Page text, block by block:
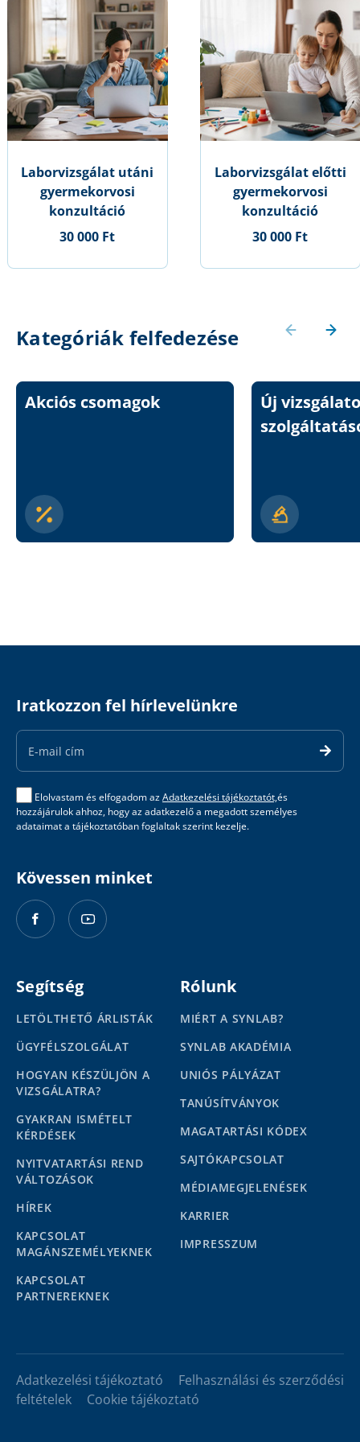
Laborvizsgálat utáni
gyermekorvosi
konzultáció
30 000 Ft
Laborvizsgálat előtti
gyermekorvosi
konzultáció
30 000 Ft
Kategóriák felfedezése
Akciós csomagok
Új
Iratkozzon fel hírlevelünkre
Email
Address
Elolvastam és elfogadom azAdatkezelési tájékoztatót,és
hozzájárulok ahhoz, hogy az adatkezelő a megadott személyes
adataimat a tájékoztatóban foglaltak szerint kezelje.
Kövessen minket
Segítség
LETÖLTHETŐ ÁRLISTÁK
ÜGYFÉLSZOLGÁLAT
HOGYAN KÉSZÜLJÖN A
VIZSGÁLATRA?
GYAKRAN ISMÉTELT
KÉRDÉSEK
NYITVATARTÁSI REND
VÁLTOZÁSOK
HÍREK
KAPCSOLAT
MAGÁNSZEMÉLYEKNEK
KAPCSOLAT
PARTNEREKNEK
Rólunk
MIÉRT A SYNLAB?
SYNLAB AKADÉMIA
UNIÓS PÁLYÁZAT
TANÚSÍTVÁNYOK
MAGATARTÁSI KÓDEX
SAJTÓKAPCSOLAT
MÉDIAMEGJELENÉSEK
KARRIER
IMPRESSZUM
Adatkezelési tájékoztató
Felhasználási és szerződési
feltételek
Cookie tájékoztató